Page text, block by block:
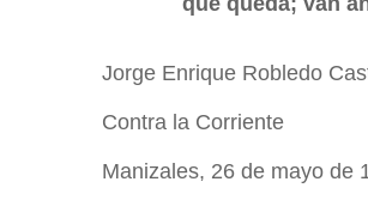
Jorge Enrique Robledo
Contra la Corriente
Manizales, 26 de mayo de